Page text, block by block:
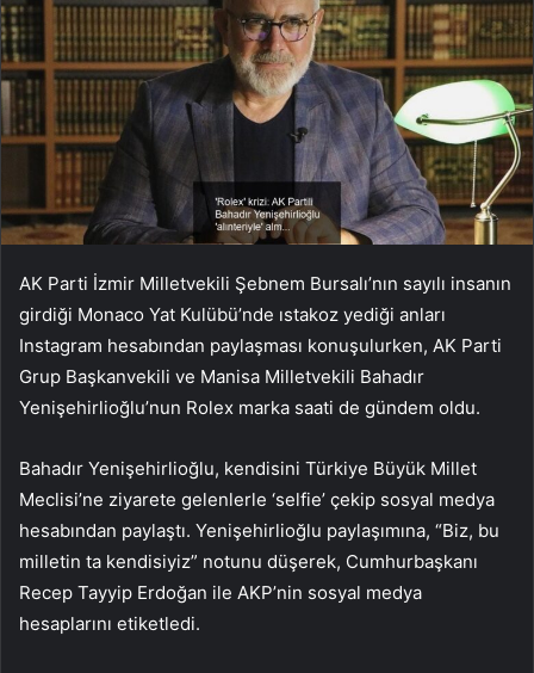
AK Parti İzmir Milletvekili Şebnem Bursalı’nın sayılı insanın
girdiği Monaco Yat Kulübü’nde ıstakoz yediği anları
Instagram hesabından paylaşması konuşulurken, AK Parti
Grup Başkanvekili ve Manisa Milletvekili Bahadır
Yenişehirlioğlu’nun Rolex marka saati de gündem oldu.
Bahadır Yenişehirlioğlu, kendisini Türkiye Büyük Millet
Meclisi’ne ziyarete gelenlerle ‘selfie’ çekip sosyal medya
hesabından paylaştı. Yenişehirlioğlu paylaşımına, “Biz, bu
milletin ta kendisiyiz” notunu düşerek, Cumhurbaşkanı
Recep Tayyip Erdoğan ile AKP’nin sosyal medya
hesaplarını etiketledi.